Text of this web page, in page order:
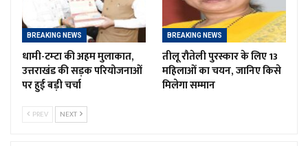
BREAKING NEWS
धामी-टम्टा की अहम मुलाकात,
उत्तराखंड की सड़क परियोजनाओं
पर हुई बड़ी चर्चा
BREAKING NEWS
तीलू रौतेली पुरस्कार के लिए 13
महिलाओं का चयन, जानिए किसे
मिलेगा सम्मान
PREV NEXT